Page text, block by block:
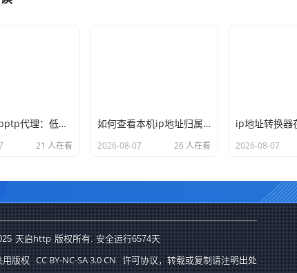
全国动态pptp代理：低价混拨节点，适合非重要业务的ip更换
21 人在看
如何查看本机ip地址归属地？使用命令行和网页查询的两种方式
2026-08-07 26 人在看 2026-08-07
天启http 版权所有. 安全运行6574天
用版权 CC BY-NC-SA 3.0 CN 许可协议，转载或复制请注明出处